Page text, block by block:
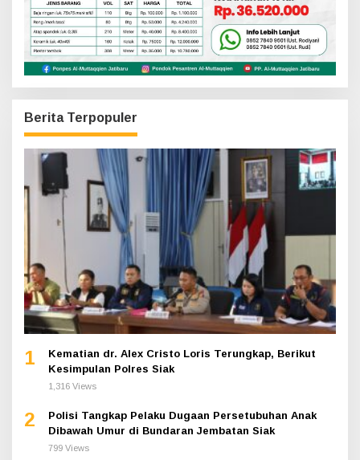
Berita Terpopuler
1
Kematian dr. Alex Cristo Loris Terungkap, Berikut
Kesimpulan Polres Siak
1,316 Views
2
Polisi Tangkap Pelaku Dugaan Persetubuhan Anak
Dibawah Umur di Bundaran Jembatan Siak
799 Views